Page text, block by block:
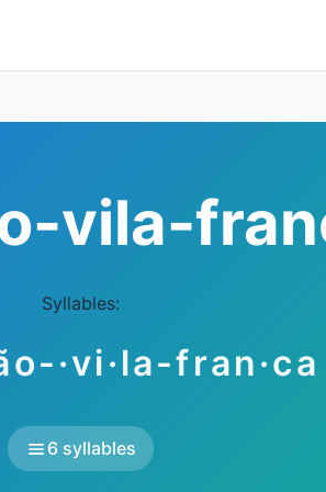
vila-
Syllables:
·vi·la-fran·ca
6 syllables